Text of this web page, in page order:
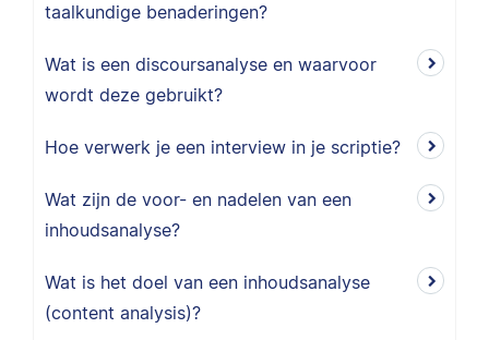
taalkundige benaderingen?
Wat is een discoursanalyse en waarvoor
wordt deze gebruikt?
Hoe verwerk je een interview in je scriptie?
Wat zijn de voor- en nadelen van een
inhoudsanalyse?
Wat is het doel van een inhoudsanalyse
(content analysis)?